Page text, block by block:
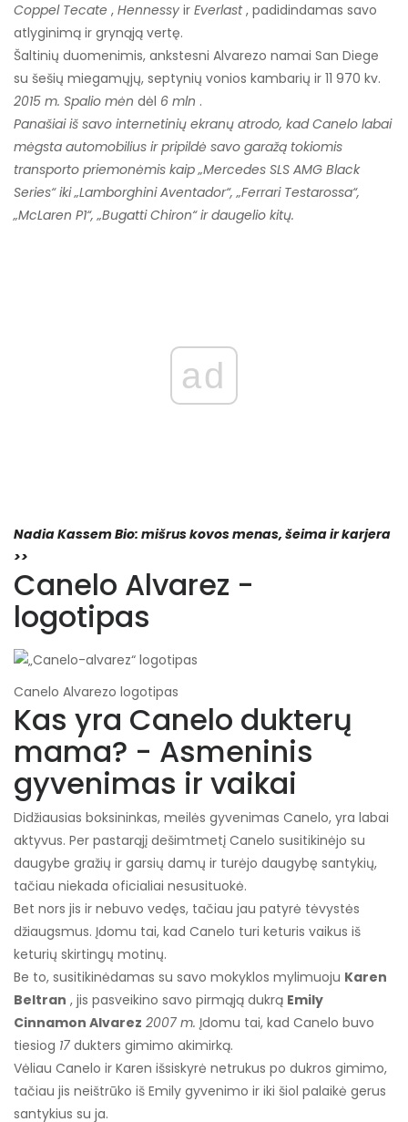
Coppel Tecate , Hennessy ir Everlast , padidindamas savo
atlyginimą ir grynąją vertę.
Šaltinių duomenimis, ankstesni Alvarezo namai San Diege
su šešių miegamųjų, septynių vonios kambarių ir 11 970 kv.
2015 m. Spalio mėn dėl 6 mln .
Panašiai iš savo internetinių ekranų atrodo, kad Canelo labai
mėgsta automobilius ir pripildė savo garažą tokiomis
transporto priemonėmis kaip „Mercedes SLS AMG Black
Series“ iki „Lamborghini Aventador“, „Ferrari Testarossa“,
„McLaren P1“, „Bugatti Chiron“ ir daugelio kitų.
ad
Nadia Kassem Bio: mišrus kovos menas, šeima ir karjera
>>
Canelo Alvarez -
logotipas
Canelo Alvarezo logotipas
Kas yra Canelo dukterų
mama? - Asmeninis
gyvenimas ir vaikai
Didžiausias boksininkas, meilės gyvenimas Canelo, yra labai
aktyvus. Per pastarąjį dešimtmetį Canelo susitikinėjo su
daugybe gražių ir garsių damų ir turėjo daugybę santykių,
tačiau niekada oficialiai nesusituokė.
Bet nors jis ir nebuvo vedęs, tačiau jau patyrė tėvystės
džiaugsmus. Įdomu tai, kad Canelo turi keturis vaikus iš
keturių skirtingų motinų.
Be to, susitikinėdamas su savo mokyklos mylimuoju Karen
Beltran , jis pasveikino savo pirmąją dukrą Emily
Cinnamon Alvarez 2007 m. Įdomu tai, kad Canelo buvo
tiesiog 17 dukters gimimo akimirką.
Vėliau Canelo ir Karen išsiskyrė netrukus po dukros gimimo,
tačiau jis neištrūko iš Emily gyvenimo ir iki šiol palaikė gerus
santykius su ja.